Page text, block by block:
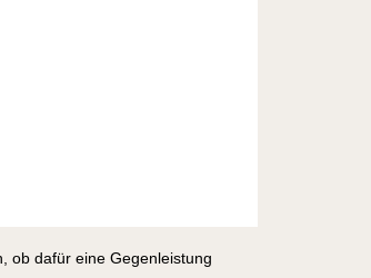
ob dafür eine Gegenleistung